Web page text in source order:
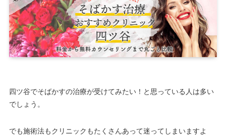
四ツ谷でそばかすの治療が受けてみたい！と思っている人は多い
でしょう。
でも施術法もクリニックもたくさんあって迷ってしまいますよ